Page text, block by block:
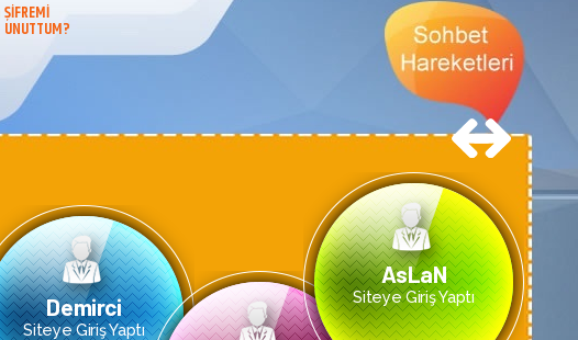
ŞİFREMİ
UNUTTUM?
Demirci
Siteye Giriş Yaptı
AsLaN
Siteye Giriş Yaptı